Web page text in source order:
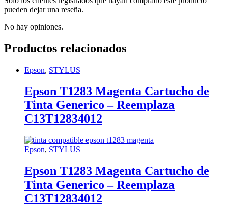
pueden dejar una reseña.
No hay opiniones.
Productos relacionados
Epson, STYLUS
Epson T1283 Magenta Cartucho de
Tinta Generico – Reemplaza
C13T12834012
Epson, STYLUS
Epson T1283 Magenta Cartucho de
Tinta Generico – Reemplaza
C13T12834012